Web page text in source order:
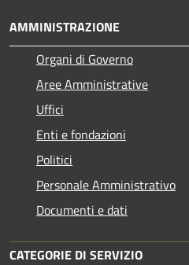
AMMINISTRAZIONE
Organi di Governo
Aree Amministrative
Uffici
Enti e fondazioni
Politici
Personale Amministrativo
Documenti e dati
CATEGORIE DI SERVIZIO